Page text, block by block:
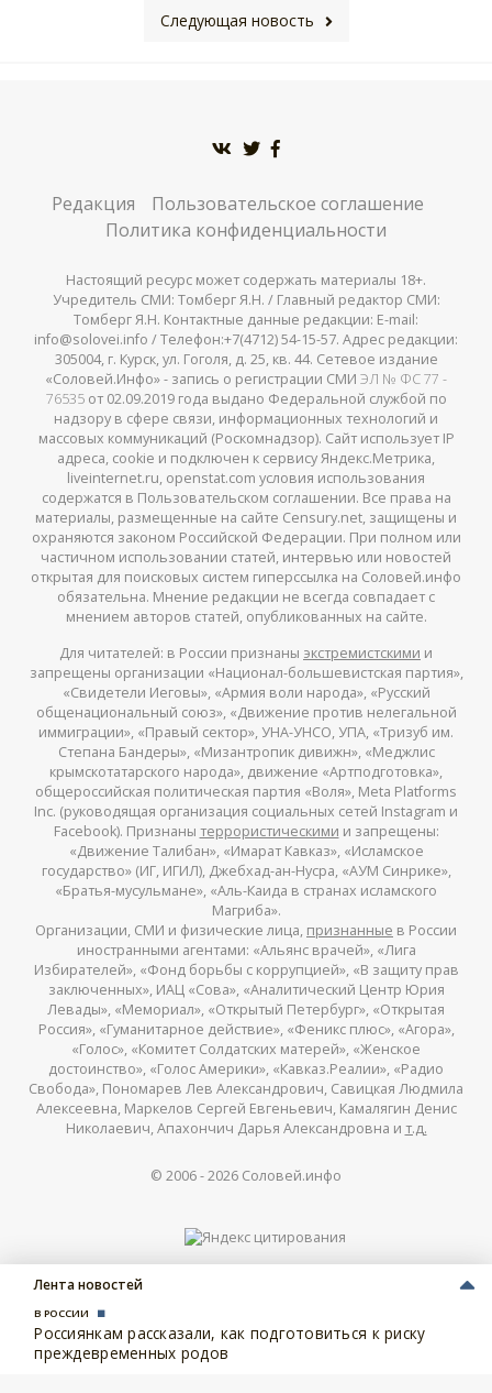
Следующая новость
Лента новостей
В РОССИИ
Россиянкам рассказали, как подготовиться к риску
преждевременных родов
Редакция
Пользовательское соглашение
Политика конфиденциальности
Настоящий ресурс может содержать материалы 18+.
Учредитель СМИ: Томберг Я.Н. / Главный редактор СМИ:
Томберг Я.Н. Контактные данные редакции: E-mail:
info@solovei.info / Телефон:+7(4712) 54-15-57. Адрес редакции:
305004, г. Курск, ул. Гоголя, д. 25, кв. 44. Сетевое издание
«Соловей.Инфо» - запись о регистрации СМИ ЭЛ № ФС 77 -
76535от 02.09.2019 года выдано Федеральной службой по
надзору в сфере связи, информационных технологий и
массовых коммуникаций (Роскомнадзор). Сайт использует IP
адреса, cookie и подключен к сервису Яндекс.Метрика,
liveinternet.ru, openstat.com условия использования
содержатся в Пользовательском соглашении. Все права на
материалы, размещенные на сайте Censury.net, защищены и
охраняются законом Российской Федерации. При полном или
частичном использовании статей, интервью или новостей
открытая для поисковых систем гиперссылка на Соловей.инфо
обязательна. Мнение редакции не всегда совпадает с
мнением авторов статей, опубликованных на сайте.
Для читателей: в России признаны экстремистскими и
запрещены организации «Национал-большевистская партия»,
«Свидетели Иеговы», «Армия воли народа», «Русский
общенациональный союз», «Движение против нелегальной
иммиграции», «Правый сектор», УНА-УНСО, УПА, «Тризуб им.
Степана Бандеры», «Мизантропик дивижн», «Меджлис
крымскотатарского народа», движение «Артподготовка»,
общероссийская политическая партия «Воля», Meta Platforms
Inc. (руководящая организация социальных сетей Instagram и
Facebook). Признаны террористическими и запрещены:
«Движение Талибан», «Имарат Кавказ», «Исламское
государство» (ИГ, ИГИЛ), Джебхад-ан-Нусра, «АУМ Синрике»,
«Братья-мусульмане», «Аль-Каида в странах исламского
Магриба».
Организации, СМИ и физические лица, признанные в России
иностранными агентами: «Альянс врачей», «Лига
Избирателей», «Фонд борьбы с коррупцией», «В защиту прав
заключенных», ИАЦ «Сова», «Аналитический Центр Юрия
Левады», «Мемориал», «Открытый Петербург», «Открытая
Россия», «Гуманитарное действие», «Феникс плюс», «Агора»,
«Голос», «Комитет Солдатских матерей», «Женское
достоинство», «Голос Америки», «Кавказ.Реалии», «Радио
Свобода», Пономарев Лев Александрович, Савицкая Людмила
Алексеевна, Маркелов Сергей Евгеньевич, Камалягин Денис
Николаевич, Апахончич Дарья Александровна и т.д.
© 2006 -2026 Соловей.инфо